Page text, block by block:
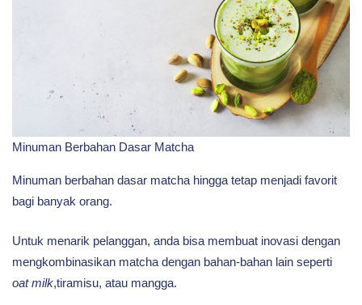
Minuman Berbahan Dasar Matcha
Minuman berbahan dasar matcha hingga tetap menjadi favorit
bagi banyak orang.
Untuk menarik pelanggan, anda bisa membuat inovasi dengan
mengkombinasikan matcha dengan bahan-bahan lain seperti
oat milk,tiramisu, atau mangga.